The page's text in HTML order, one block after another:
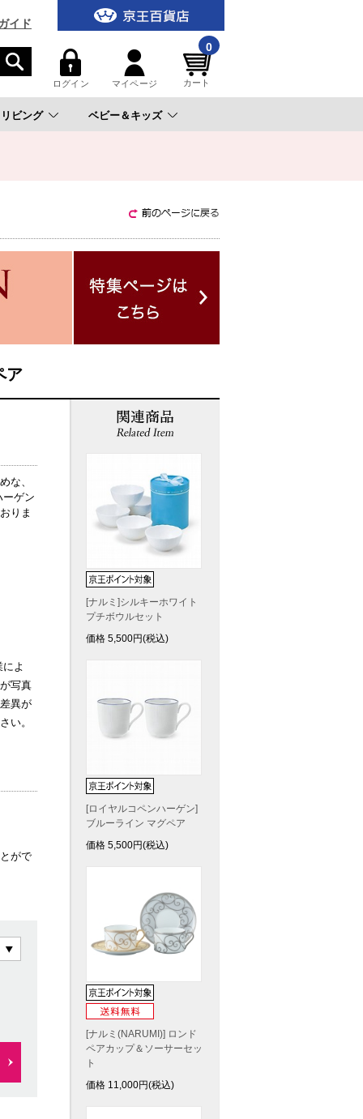
イド
ログイン マイページ
0
カート
リビング ベビー＆キッズ
ア
な、
ーゲン
りま
よ
写真
異が
い。
がで
[ナルミ]シルキーホワイト
プチボウルセット
価格 5,500円(税込)
[ロイヤルコペンハーゲン]
ブルーライン マグペア
価格 5,500円(税込)
[ナルミ(NARUMI)] ロンド
ペアカップ＆ソーサーセッ
ト
価格 11,000円(税込)